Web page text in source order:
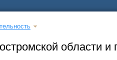
области и